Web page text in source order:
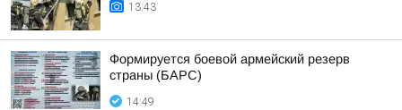
13:43
Формируется боевой армейский резерв
страны (БАРС)
14:49